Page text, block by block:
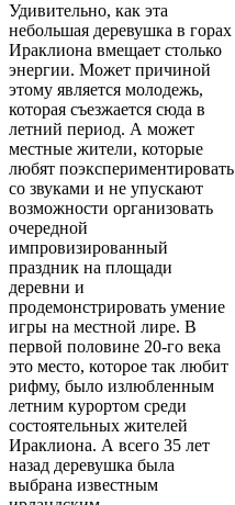
Удивительно, как эта
небольшая деревушка в горах
Ираклиона вмещает столько
энергии. Может причиной
этому является молодежь,
которая съезжается сюда в
летний период. А может
местные жители, которые
любят поэкспериментировать
со звуками и не упускают
возможности организовать
очередной
импровизированный
праздник на площади
деревни и
продемонстрировать умение
игры на местной лире. В
первой половине 20-го века
это место, которое так любит
рифму, было излюбленным
летним курортом среди
состоятельных жителей
Ираклиона. А всего 35 лет
назад деревушка была
выбрана известным